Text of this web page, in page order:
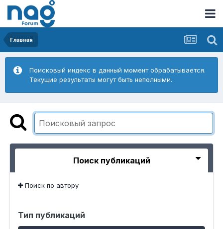
Главная
Поисковый индекс в данный момент обрабатывается.
Текущие результаты могут быть неполными.
Поиск публикаций
Поиск по автору
Тип публикаций